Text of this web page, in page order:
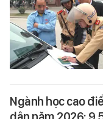
Ngành học cao